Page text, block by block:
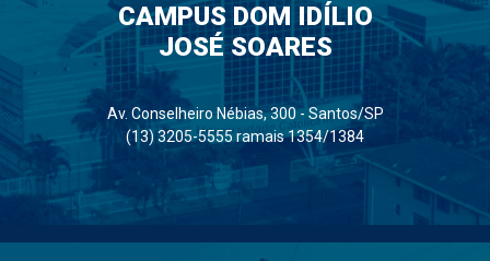
CAMPUS DOM IDÍLIO
JOSÉ SOARES
Av. Conselheiro Nébias, 300 - Santos/SP
(13) 3205-5555 ramais 1354/1384